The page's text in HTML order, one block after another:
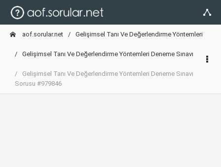
aof.sorular.net Gelişimsel Tanı Ve Değerlendirme Yöntemleri
Gelişimsel Tanı Ve Değerlendirme Yöntemleri Deneme Sınavı
Gelişimsel Tanı Ve Değerlendirme Yöntemleri Deneme Sınavı
Sorusu #979846